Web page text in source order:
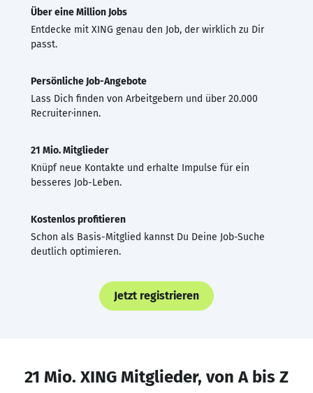
Über eine Million Jobs
Entdecke mit XING genau den Job, der wirklich zu Dir
passt.
Persönliche Job-Angebote
Lass Dich finden von Arbeitgebern und über 20.000
Recruiter·innen.
21 Mio. Mitglieder
Knüpf neue Kontakte und erhalte Impulse für ein
besseres Job-Leben.
Kostenlos profitieren
Schon als Basis-Mitglied kannst Du Deine Job-Suche
deutlich optimieren.
Jetzt registrieren
21 Mio. XING Mitglieder, von A bis Z